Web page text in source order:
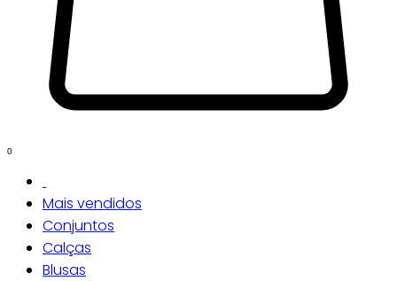
0
Mais vendidos
Conjuntos
Calças
Blusas